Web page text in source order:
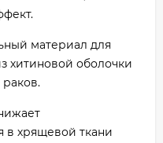
материал для
хитиновой оболочки
в хрящевой ткани